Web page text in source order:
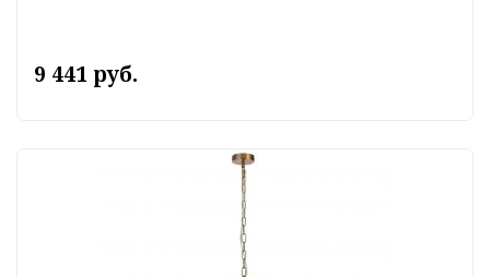
9 441 руб.